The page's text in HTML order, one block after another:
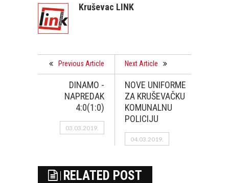
Kruševac LINK
Previous Article
DINAMO -
NAPREDAK
4:0(1:0)
03.03.2019.
Next Article
NOVE UNIFORME
ZA KRUŠEVAČKU
KOMUNALNU
POLICIJU
04.03.2019.
RELATED POST